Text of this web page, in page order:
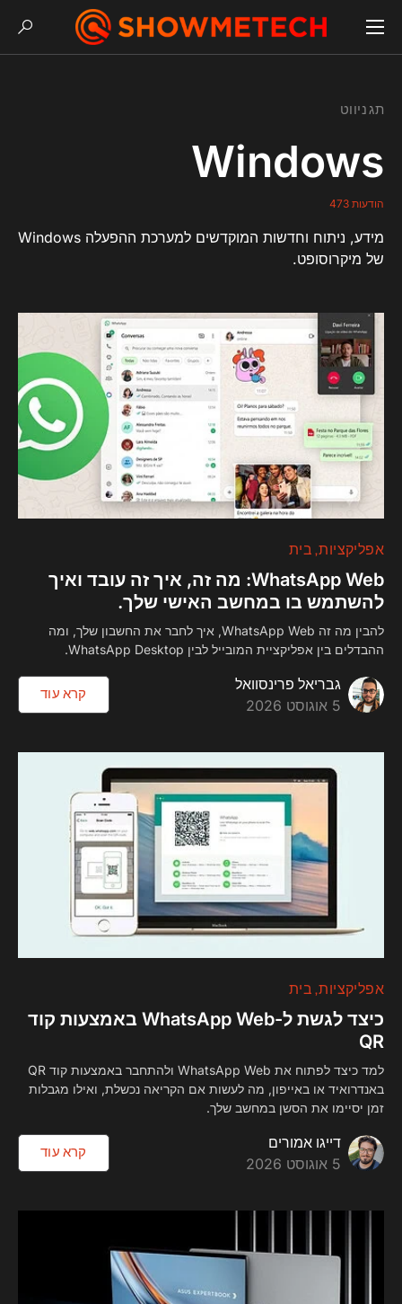
תג ניווט
Windows
הודעות 473
מידע, ניתוח וחדשות המוקדשים למערכת ההפעלה Windows
של מיקרוסופט.
אפליקציות בית
WhatsApp Web: מה זה, איך זה עובד ואיך
להשתמש בו במחשב האישי שלך.
להבין מה זה WhatsApp Web, איך לחבר את החשבון שלך, ומה
ההבדלים בין אפליקציית המובייל לבין WhatsApp Desktop.
גבריאל פרינסוואל
5 אוגוסט 2026
קרא עוד
אפליקציות בית
כיצד לגשת ל-WhatsApp Web באמצעות קוד
QR
למד כיצד לפתוח את WhatsApp Web ולהתחבר באמצעות קוד QR
באנדרואיד או באייפון, מה לעשות אם הקריאה נכשלת, ואילו מגבלות
זמן יסיימו את הסשן במחשב שלך.
דייגו אמורים
5 אוגוסט 2026
קרא עוד